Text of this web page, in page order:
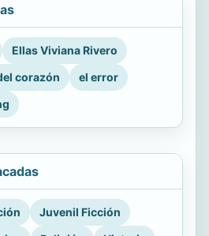
Ellas Viviana Rivero
corazón
el error
Juvenil Ficción